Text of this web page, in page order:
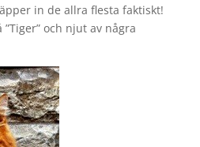
in de allra flesta faktiskt!
och njut av några